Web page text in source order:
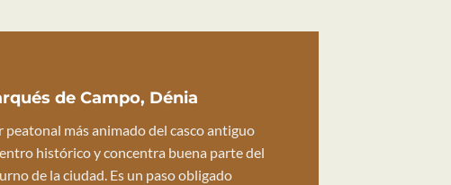
de Campo, Dénia
peatonal más animado del casco antiguo
histórico y concentra buena parte del
de la ciudad. Es un paso obligado